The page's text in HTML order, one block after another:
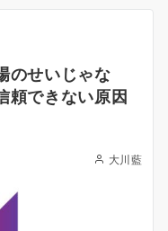
のせいじゃな
頼できない原因
大川藍